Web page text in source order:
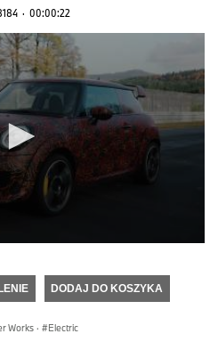
· 00:00:22
DODAJ DO KOSZYKA
Works · Electric